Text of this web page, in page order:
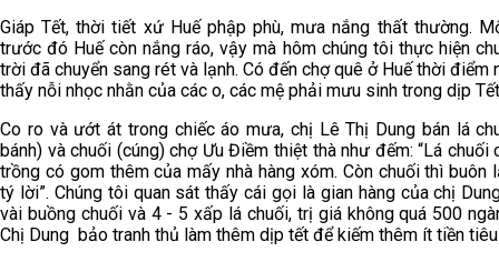
Giáp Tết, thời tiết xứ Huế phập phù, mưa nắng thất thường.
trước đó Huế còn nắng ráo, vậy mà hôm chúng tôi thực hiện
trời đã chuyển sang rét và lạnh. Có đến chợ quê ở Huế thời điểm
thấy nỗi nhọc nhằn của các o, các mệ phải mưu sinh trong dịp
Co ro và ướt át trong chiếc áo mưa, chị Lê Thị Dung bán lá
bánh) và chuối (cúng) chợ Ưu Điềm thiệt thà như đếm: “Lá chuối
trồng có gom thêm của mấy nhà hàng xóm. Còn chuối thì buôn
tý lời”. Chúng tôi quan sát thấy cái gọi là gian hàng của chị
vài buồng chuối và 4 - 5 xấp lá chuối, trị giá không quá 500
Chị Dung bảo tranh thủ làm thêm dịp tết để kiếm thêm ít tiền